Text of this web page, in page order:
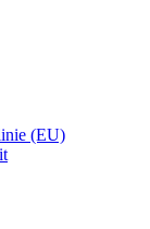
(EU)